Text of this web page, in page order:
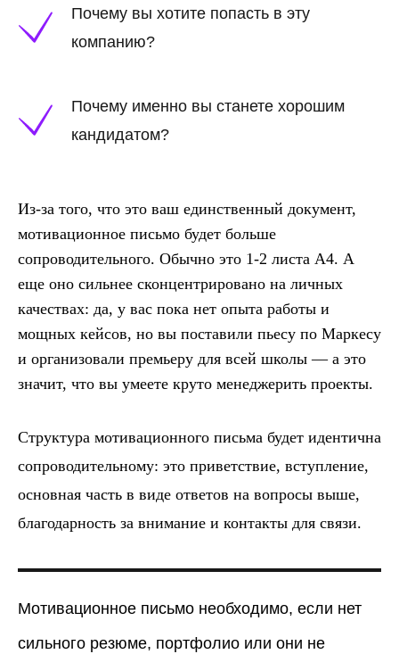
Почему вы хотите попасть в эту
компанию?
Почему именно вы станете хорошим
кандидатом?
Из-за того, что это ваш единственный документ,
мотивационное письмо будет больше
сопроводительного. Обычно это 1-2 листа А4. А
еще оно сильнее сконцентрировано на личных
качествах: да, у вас пока нет опыта работы и
мощных кейсов, но вы поставили пьесу по Маркесу
и организовали премьеру для всей школы — а это
значит, что вы умеете круто менеджерить проекты.
Структура мотивационного письма будет идентична
сопроводительному: это приветствие, вступление,
основная часть в виде ответов на вопросы выше,
благодарность за внимание и контакты для связи.
Мотивационное письмо необходимо, если нет
сильного резюме, портфолио или они не